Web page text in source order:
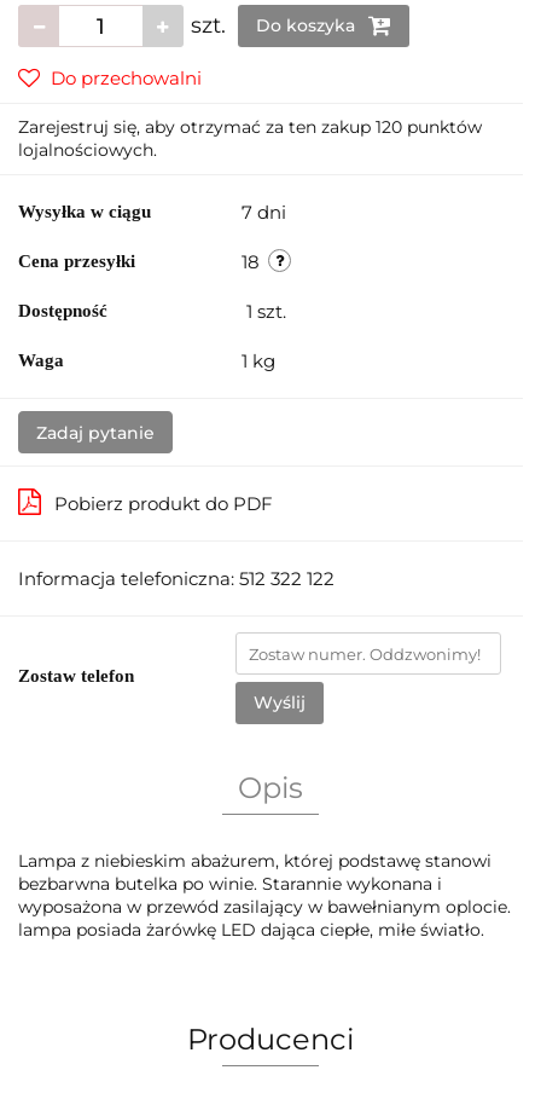
szt. Do koszyka
Do przechowalni
Zarejestruj się, aby otrzymać za ten zakup 120 punktów
lojalnościowych.
Wysyłka w ciągu 7 dni
Cena przesyłki 18
Dostępność 1 szt.
Waga 1 kg
Zadaj pytanie
Pobierz produkt do PDF
Informacja telefoniczna: 512 322 122
Zostaw telefon
Wyślij
Opis
Lampa z niebieskim abażurem, której podstawę stanowi
bezbarwna butelka po winie. Starannie wykonana i
wyposażona w przewód zasilający w bawełnianym oplocie.
lampa posiada żarówkę LED dająca ciepłe, miłe światło.
Producenci